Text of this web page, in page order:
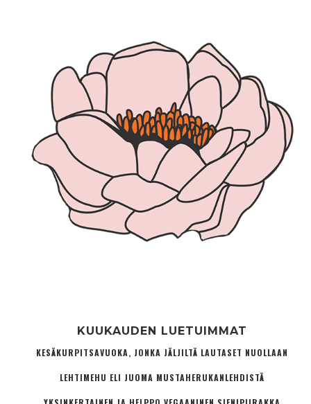
KUUKAUDEN LUETUIMMAT
KESÄKURPITSAVUOKA, JONKA JÄLJILTÄ LAUTASET NUOLLAAN
LEHTIMEHU ELI JUOMA MUSTAHERUKANLEHDISTÄ